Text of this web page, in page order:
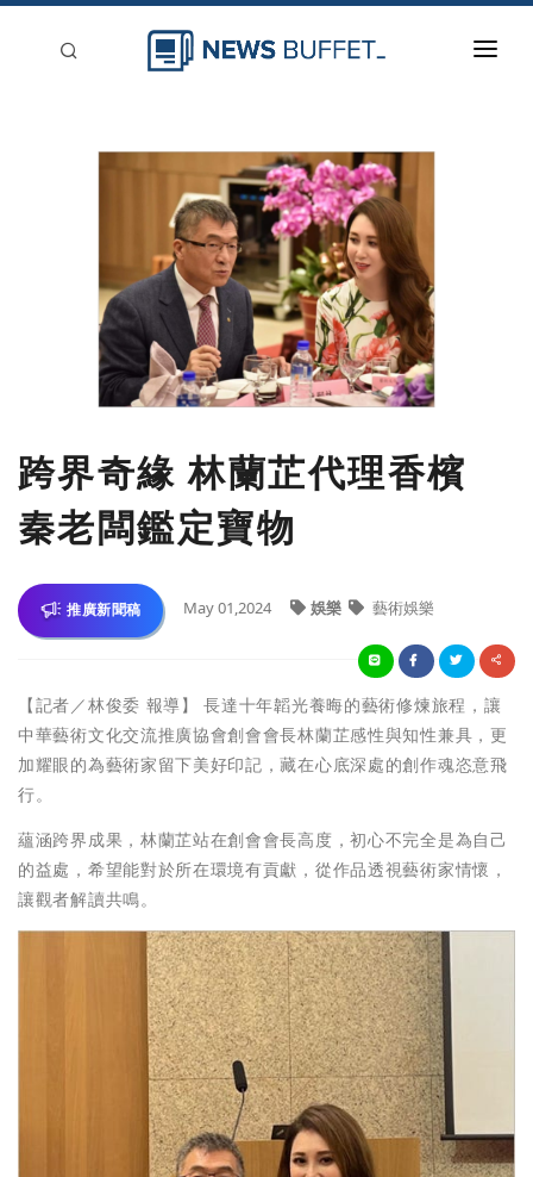
新聞稿分類
跨界奇緣 林蘭芷代理香檳
秦老闆鑑定寶物
推廣新聞稿 May 01,2024 娛樂 藝術娛樂
【記者／林俊委 報導】 長達十年韜光養晦的藝術修煉旅程，讓
中華藝術文化交流推廣協會創會會長林蘭芷感性與知性兼具，更
加耀眼的為藝術家留下美好印記，藏在心底深處的創作魂恣意飛
行。
蘊涵跨界成果，林蘭芷站在創會會長高度，初心不完全是為自己
的益處，希望能對於所在環境有貢獻，從作品透視藝術家情懷，
讓觀者解讀共鳴。